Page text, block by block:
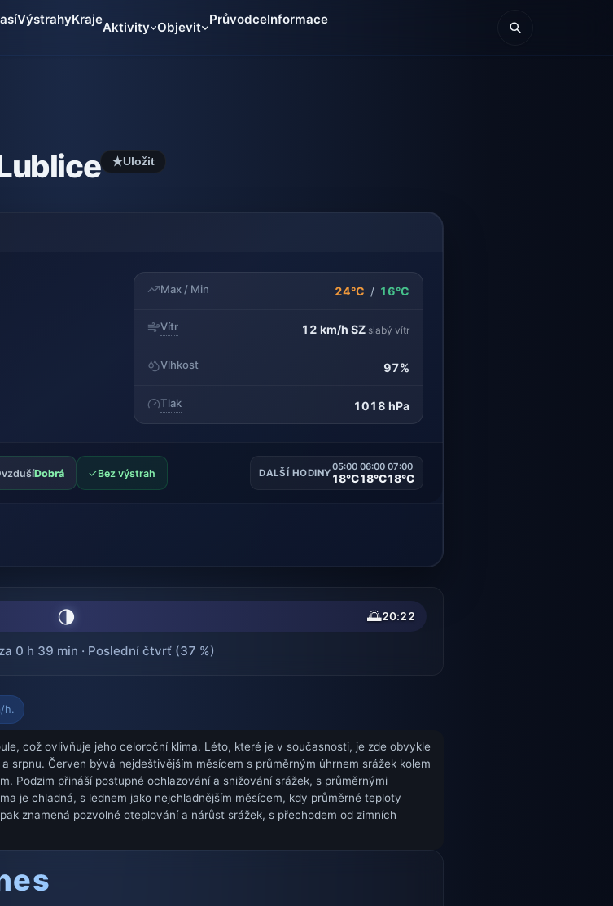
VýstrahyKraje
Aktivity Objevit
PrůvodceInformace
★Uložit
Max / Min 24°C / 16°C
Vítr 12 km/h SZ slabý vítr
Vlhkost 97%
Tlak 1018 hPa
Dobrá ✓Bez výstrah DALŠÍ HODINY
05:00
18°C
06:00
18°C
07:00
18°C
🌗 🌅20:22
0 h 39 min · Poslední čtvrť (37 %)
h.
což ovlivňuje jeho celoroční klima. Léto, které je v současnosti, je zde obvykle
srpnu. Červen bývá nejdeštivějším měsícem s průměrným úhrnem srážek kolem
Podzim přináší postupné ochlazování a snižování srážek, s průměrnými
je chladná, s lednem jako nejchladnějším měsícem, kdy průměrné teploty
znamená pozvolné oteplování a nárůst srážek, s přechodem od zimních